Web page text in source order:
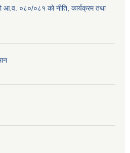
आ.व. ०८०/०८१ को नीति, कार्यक्रम तथा